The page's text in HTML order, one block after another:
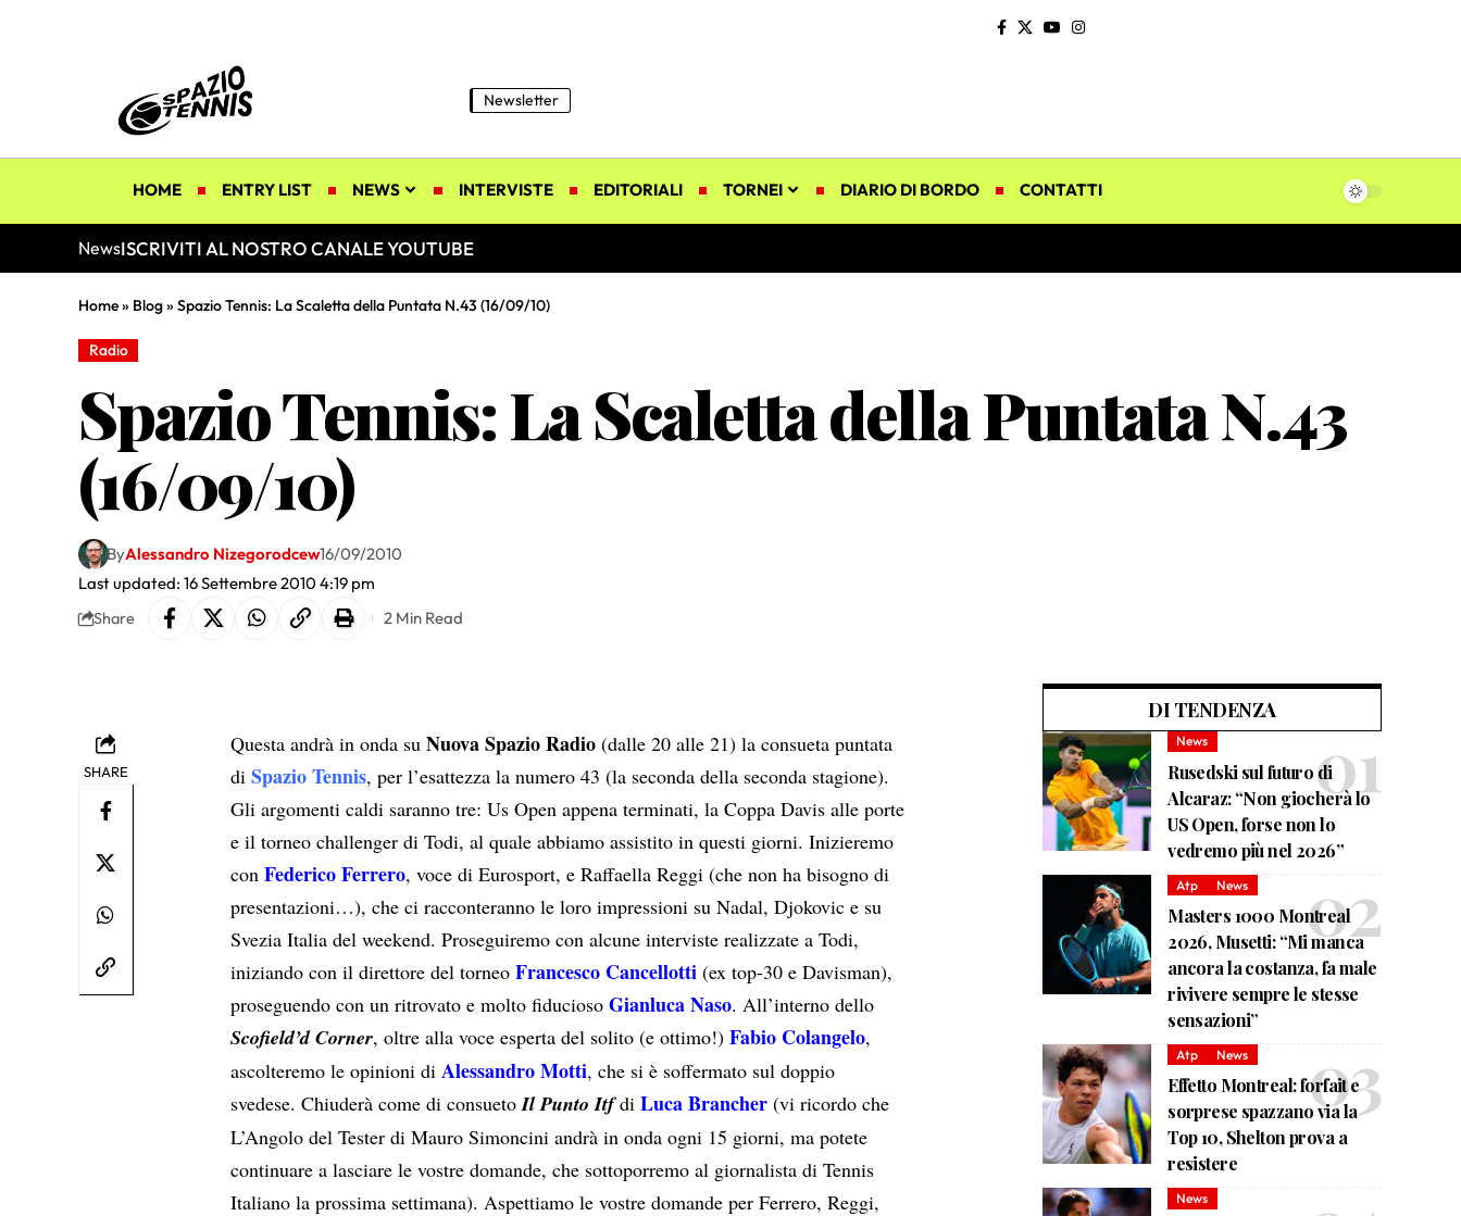
Newsletter
HOME ENTRY LIST NEWS INTERVISTE EDITORIALI TORNEI DIARIO DI BORDO CONTATTI
NewsISCRIVITI AL NOSTRO CANALE YOUTUBE
Home» Blog» Spazio Tennis: La Scaletta della Puntata N.43 (16/09/10)
Radio
Spazio Tennis: La Scaletta della Puntata N.43
(16/09/10)
Last updated: 16 Settembre 2010 4:19 pm
ByAlessandro Nizegorodcew16/09/2010
Share 2 Min Read
SHARE
Questa andrà in onda suNuova Spazio Radio (dalle 20 alle 21) la consueta puntata
diSpazio Tennis, per l’esattezza la numero 43 (la seconda della seconda stagione).
Gli argomenti caldi saranno tre: Us Open appena terminati, la Coppa Davis alle porte
e il torneo challenger di Todi, al quale abbiamo assistito in questi giorni. Inizieremo
conFederico Ferrero, voce di Eurosport, e Raffaella Reggi (che non ha bisogno di
presentazioni…), che ci racconteranno le loro impressioni su Nadal, Djokovic e su
Svezia Italia del weekend. Proseguiremo con alcune interviste realizzate a Todi,
iniziando con il direttore del torneoFrancesco Cancellotti (ex top-30 e Davisman),
proseguendo con un ritrovato e molto fiducioso Gianluca Naso. All’interno dello
Scofield’d Corner, oltre alla voce esperta del solito (e ottimo!)Fabio Colangelo,
ascolteremo le opinioni di Alessandro Motti, che si è soffermato sul doppio
svedese. Chiuderà come di consuetoIl Punto ItfdiLuca Brancher (vi ricordo che
L’Angolo del Tester di Mauro Simoncini andrà in onda ogni 15 giorni, ma potete
continuare a lasciare le vostre domande, che sottoporremo al giornalista di Tennis
Italiano la prossima settimana). Aspettiamo le vostre domande per Ferrero, Reggi,
DI TENDENZA
News
Rusedski sul futuro di
Alcaraz: “Non giocherà lo
US Open, forse non lo
vedremo più nel 2026”
Atp News
Masters 1000 Montreal
2026, Musetti: “Mi manca
ancora la costanza, fa male
rivivere sempre le stesse
sensazioni”
Atp News
Effetto Montreal: forfait e
sorprese spazzano via la
Top 10, Shelton prova a
resistere
News